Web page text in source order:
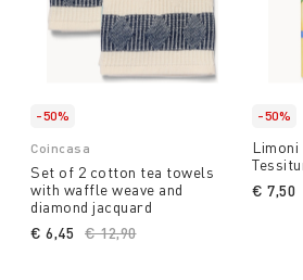
-50%
Coincasa
Set of 2 cotton tea towels
with waffle weave and
diamond jacquard
Price reduced from
€ 12,90to
€ 6,45
-50%
€ 7,50